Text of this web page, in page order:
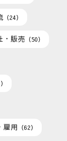
（24）
・販売 （50）
雇用 （62）